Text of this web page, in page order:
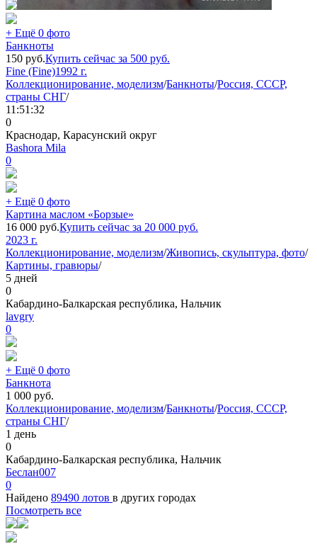
+ Ещё 0 фото
Банкноты
150 руб.Купить сейчас за 500 руб.
Fine (Fine)1992 г.
Коллекционирование, моделизм/Банкноты/Россия, СССР,
страны СНГ/
11:51:32
0
Краснодар, Карасунский округ
Bashora Mila
0
+ Ещё 0 фото
Картина маслом «Борзые»
16 000 руб.Купить сейчас за 20 000 руб.
2023 г.
Коллекционирование, моделизм/Живопись, скульптура, фото/
Картины, гравюры/
5 дней
0
Кабардино-Балкарская республика, Нальчик
lavgry
0
+ Ещё 0 фото
Банкнота
1 000 руб.
Коллекционирование, моделизм/Банкноты/Россия, СССР,
страны СНГ/
1 день
0
Кабардино-Балкарская республика, Нальчик
Беслан007
0
Найдено 89490 лотов в других городах
Посмотреть все